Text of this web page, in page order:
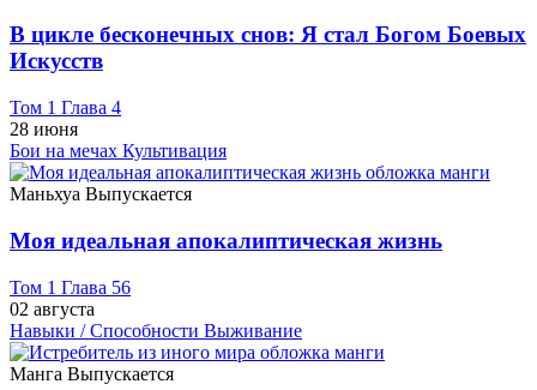
В цикле бесконечных снов: Я стал Богом Боевых
Искусств
Том 1 Глава 4
28 июня
Бои на мечах Культивация
Маньхуа Выпускается
Моя идеальная апокалиптическая жизнь
Том 1 Глава 56
02 августа
Навыки / Способности Выживание
Манга Выпускается